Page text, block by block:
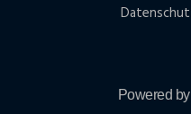
Powered by